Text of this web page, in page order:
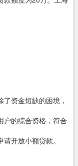
资金短缺的困境，
户的综合资格，符合
开放小额贷款。